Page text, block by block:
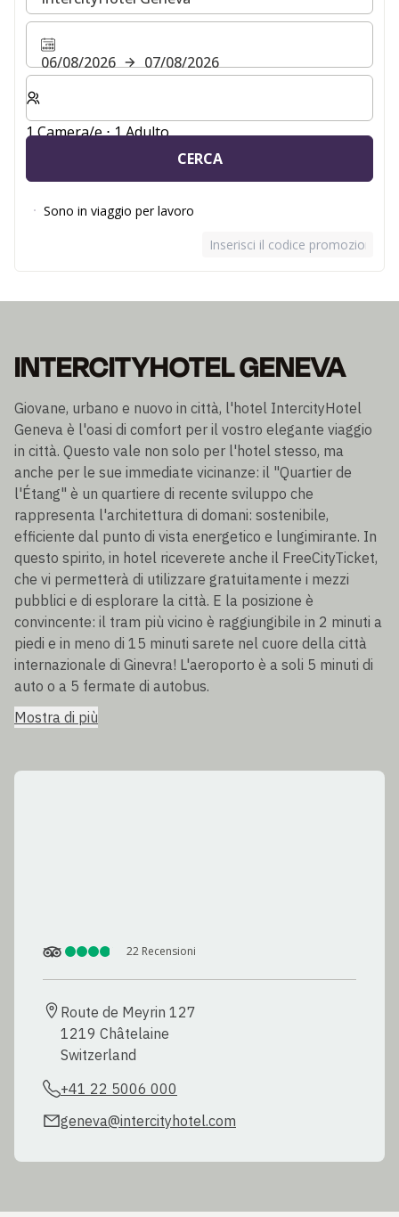
06/08/2026
07/08/2026
Selezionare il numero di camere e di ospiti per il
1 Camera/e ⋅ 1 Adulto
CERCA
Sono in viaggio per lavoro
Inserisci il codice promozionale
INTERCITYHOTEL GENEVA
Giovane, urbano e nuovo in città, l'hotel IntercityHotel
Geneva è l'oasi di comfort per il vostro elegante viaggio
in città. Questo vale non solo per l'hotel stesso, ma
anche per le sue immediate vicinanze: il "Quartier de
l'Étang" è un quartiere di recente sviluppo che
rappresenta l'architettura di domani: sostenibile,
efficiente dal punto di vista energetico e lungimirante. In
questo spirito, in hotel riceverete anche il FreeCityTicket,
che vi permetterà di utilizzare gratuitamente i mezzi
pubblici e di esplorare la città. E la posizione è
convincente: il tram più vicino è raggiungibile in 2 minuti a
piedi e in meno di 15 minuti sarete nel cuore della città
internazionale di Ginevra! L'aeroporto è a soli 5 minuti di
auto o a 5 fermate di autobus.
Mostra di più
22 Recensioni
Route de Meyrin 127
1219 Châtelaine
Switzerland
+41 22 5006 000
geneva@intercityhotel.com